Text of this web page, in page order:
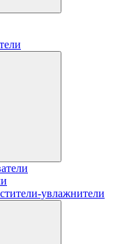
увлажнители